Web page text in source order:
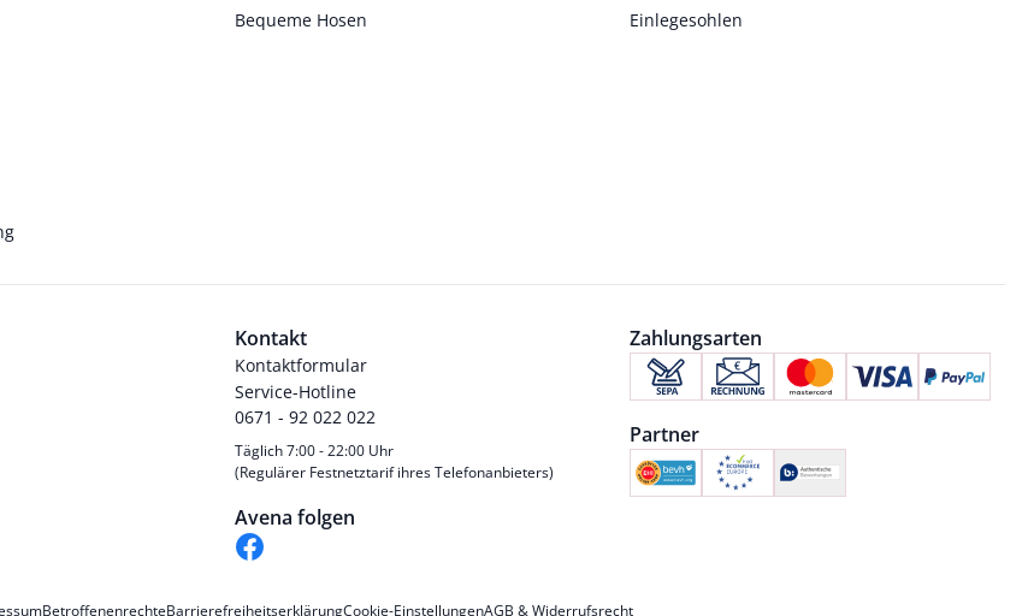
Bequeme Hosen
Einlegesohlen
Kontakt
Kontaktformular
Service-Hotline
0671 - 92 022 022
Täglich 7:00 - 22:00 Uhr
(Regulärer Festnetztarif ihres Telefonanbieters)
Avena folgen
Zahlungsarten
Partner
BetroffenenrechteBarrierefreiheitserklärungCookie-EinstellungenAGB & Widerrufsrecht